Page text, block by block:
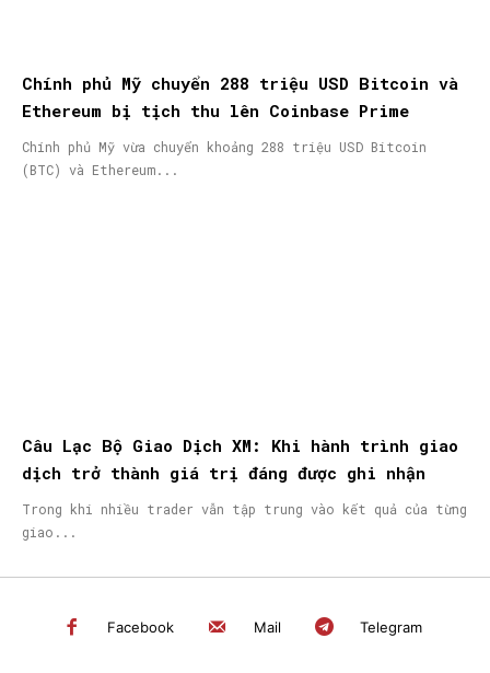
Chính phủ Mỹ chuyển 288 triệu USD Bitcoin và
Ethereum bị tịch thu lên Coinbase Prime
Chính phủ Mỹ vừa chuyển khoảng 288 triệu USD Bitcoin
(BTC) và Ethereum...
Câu Lạc Bộ Giao Dịch XM: Khi hành trình giao
dịch trở thành giá trị đáng được ghi nhận
Trong khi nhiều trader vẫn tập trung vào kết quả của từng
giao...
Facebook Mail Telegram